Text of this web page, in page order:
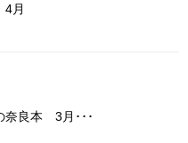
月
奈良本 3月･･･